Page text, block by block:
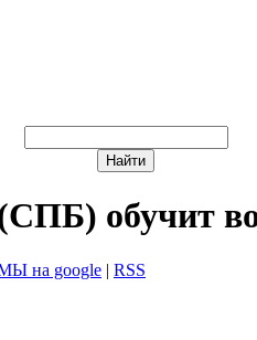
обучит
на google | RSS